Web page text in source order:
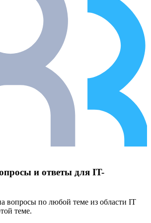
и ответы для IT-
вопросы по любой теме из области IT
теме.